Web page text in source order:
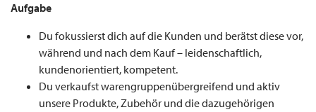
Aufgabe
Du fokussierst dich auf die Kunden und berätst diese vor,
während und nach dem Kauf – leidenschaftlich,
kundenorientiert, kompetent.
Du verkaufst warengruppenübergreifend und aktiv
unsere Produkte, Zubehör und die dazugehörigen